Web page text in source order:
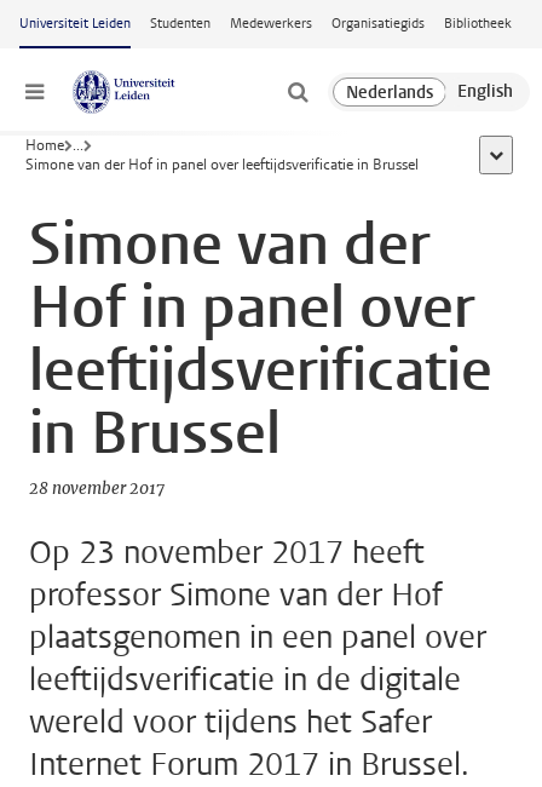
Ga naar hoofdinhoud
Universiteit Leiden Studenten Medewerkers Organisatiegids Bibliotheek
Menu
Home ...
Simone van der Hof in panel over leeftijdsverificatie in Brussel
toon
Simone van der
Hof in panel over
leeftijdsverificatie
in Brussel
28 november 2017
Op 23 november 2017 heeft
professor Simone van der Hof
plaatsgenomen in een panel over
leeftijdsverificatie in de digitale
wereld voor tijdens het Safer
Internet Forum 2017 in Brussel.